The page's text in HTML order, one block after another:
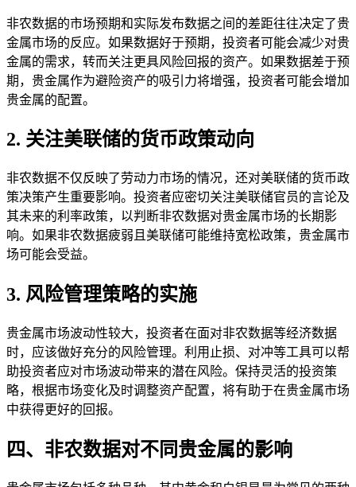
非农数据的市场预期和实际发布数据之间的差距往往决定了贵
金属市场的反应。如果数据好于预期，投资者可能会减少对贵
金属的需求，转而关注更具风险回报的资产。如果数据差于预
期，贵金属作为避险资产的吸引力将增强，投资者可能会增加
贵金属的配置。
2. 关注美联储的货币政策动向
非农数据不仅反映了劳动力市场的情况，还对美联储的货币政
策决策产生重要影响。投资者应密切关注美联储官员的言论及
其未来的利率政策，以判断非农数据对贵金属市场的长期影
响。如果非农数据疲弱且美联储可能维持宽松政策，贵金属市
场可能会受益。
3. 风险管理策略的实施
贵金属市场波动性较大，投资者在面对非农数据等经济数据
时，应该做好充分的风险管理。利用止损、对冲等工具可以帮
助投资者应对市场波动带来的潜在风险。保持灵活的投资策
略，根据市场变化及时调整资产配置，将有助于在贵金属市场
中获得更好的回报。
四、非农数据对不同贵金属的影响